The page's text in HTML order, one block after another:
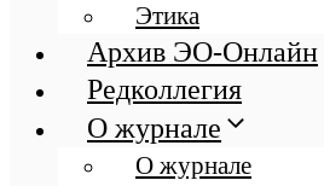
Этика
Архив ЭО-Онлайн
Редколлегия
О журнале
О журнале